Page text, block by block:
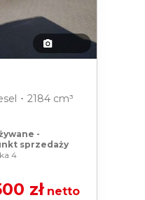
･ 2184 cm³
-
sprzedaży
4
złnetto